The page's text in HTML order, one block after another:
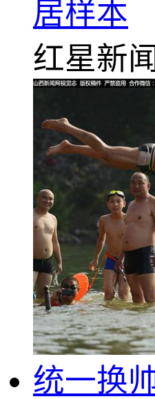
居样本
红星新闻
统一换